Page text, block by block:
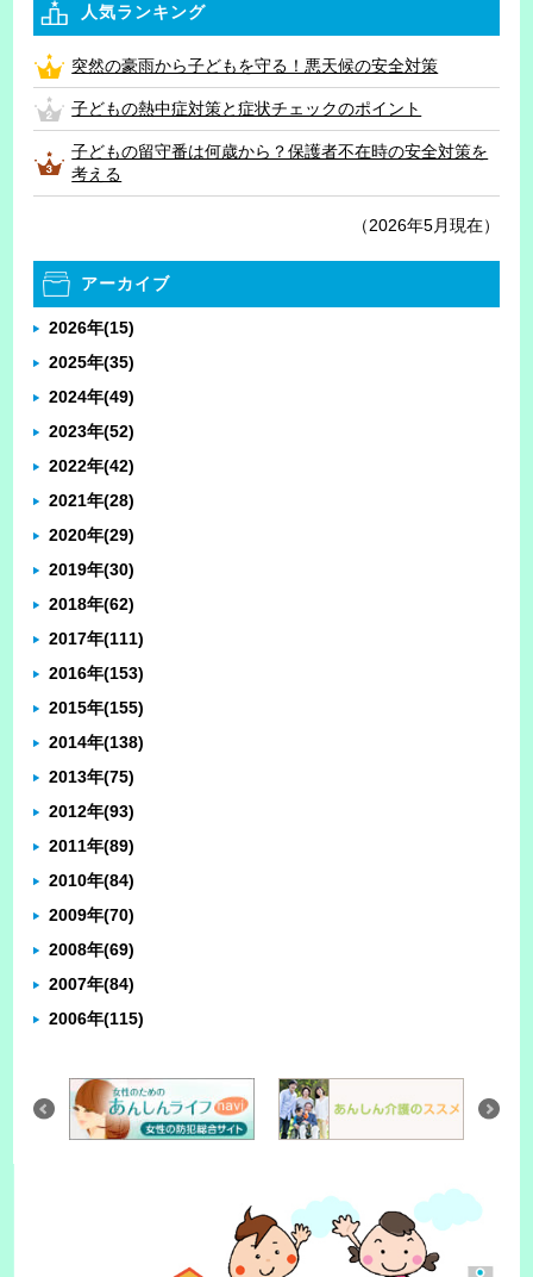
人気ランキング
突然の豪雨から子どもを守る！悪天候の安全対策
子どもの熱中症対策と症状チェックのポイント
子どもの留守番は何歳から？保護者不在時の安全対策を
考える
（2026年5月現在）
アーカイブ
2026年(15)
2025年(35)
2024年(49)
2023年(52)
2022年(42)
2021年(28)
2020年(29)
2019年(30)
2018年(62)
2017年(111)
2016年(153)
2015年(155)
2014年(138)
2013年(75)
2012年(93)
2011年(89)
2010年(84)
2009年(70)
2008年(69)
2007年(84)
2006年(115)